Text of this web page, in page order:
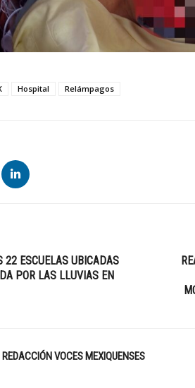
Hospital Relámpagos
22 ESCUELAS UBICADAS
POR LAS LLUVIAS EN
REDACCIÓN VOCES MEXIQUENSES